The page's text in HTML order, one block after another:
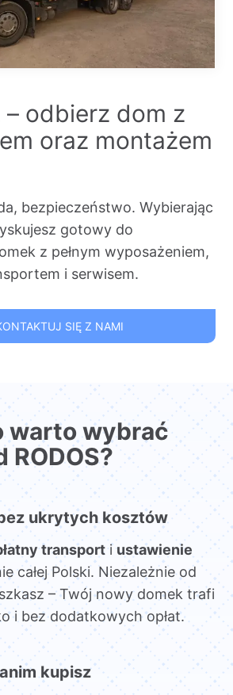
– odbierz dom z
oraz montażem
bezpieczeństwo. Wybierając
gotowy do
z pełnym wyposażeniem,
i serwisem.
SIĘ Z NAMI
warto wybrać
RODOS?
ukrytych kosztów
transporti ustawienie
całej Polski. Niezależnie od
– Twój nowy domek trafi
i bez dodatkowych opłat.
kupisz